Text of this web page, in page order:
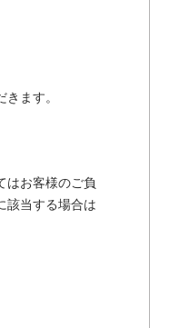
ます。
はお客様のご負
該当する場合は